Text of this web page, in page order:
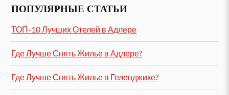
ПОПУЛЯРНЫЕ СТАТЬИ
ТОП-10 Лучших Отелей в Адлере
Где Лучше Снять Жилье в Адлере?
Где Лучше Снять Жилье в Геленджике?